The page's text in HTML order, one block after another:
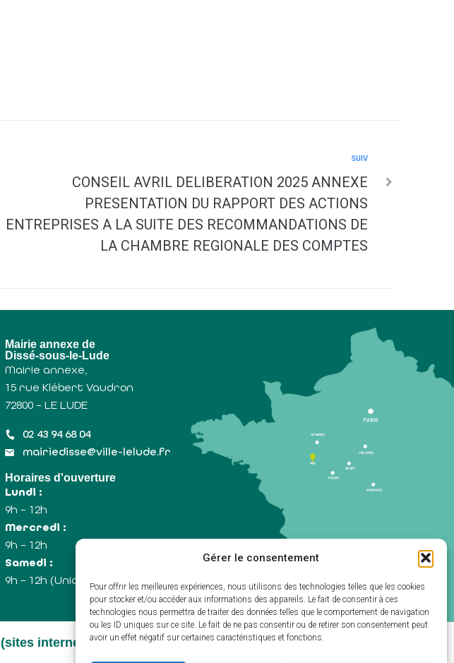
Gérer le consentement
Pour offrir les meilleures expériences, nous utilisons des technologies telles que les cookies
pour stocker et/ou accéder aux informations des appareils. Le fait de consentir à ces
technologies nous permettra de traiter des données telles que le comportement de navigation
ou les ID uniques sur ce site. Le fait de ne pas consentir ou de retirer son consentement peut
avoir un effet négatif sur certaines caractéristiques et fonctions.
SUIV
CONSEIL AVRIL DELIBERATION 2025 ANNEXE
PRESENTATION DU RAPPORT DES ACTIONS
ENTREPRISES A LA SUITE DES RECOMMANDATIONS DE
LA CHAMBRE REGIONALE DES COMPTES
Mairie annexe de
Dissé-sous-le-Lude
Mairie annexe,
15 rue Klébert Vaudron
72800 – LE LUDE
02 43 94 68 04
mairiedisse@ville-lelude.fr
Horaires d'ouverture
Lundi :
9h – 12h
Mercredi :
9h – 12h
Samedi :
9h – 12h (Uniquement le 1er samedi du mois)
(sites internet de collectivités & GRC/GRU)